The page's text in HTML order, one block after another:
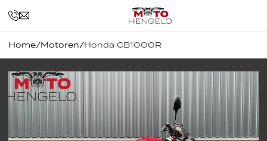
Home/Motoren/Honda CB1000R